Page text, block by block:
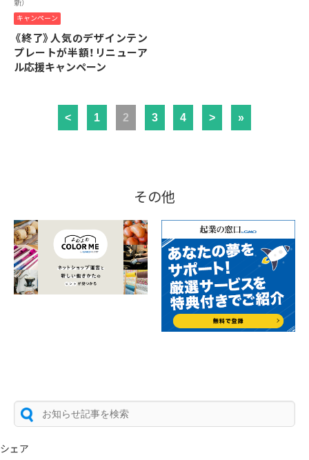
新）
キャンペーン
《終了》人気のデザインテン
プレートが半額！リニューア
ル応援キャンペーン
< 1 2 3 4 > »
その他
シェア